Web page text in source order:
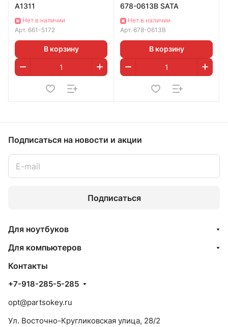
A1311
Нет в наличии
Арт. 661-5172
В корзину
678-0613B SATA
Нет в наличии
Арт. 678-0613B
В корзину
Подписаться на новости и акции
Подписаться
Для ноутбуков
Для компьютеров
Контакты
+7-918-285-5-285
opt@partsokey.ru
Ул. Восточно-Кругликовская улица, 28/2